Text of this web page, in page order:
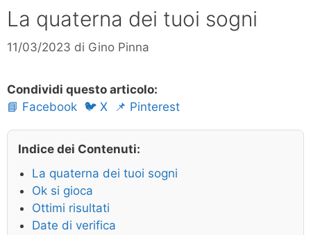
La quaterna dei tuoi sogni
11/03/2023 di Gino Pinna
Condividi questo articolo:
📘 Facebook 🐦 X 📌 Pinterest
Indice dei Contenuti:
La quaterna dei tuoi sogni
Ok si gioca
Ottimi risultati
Date di verifica